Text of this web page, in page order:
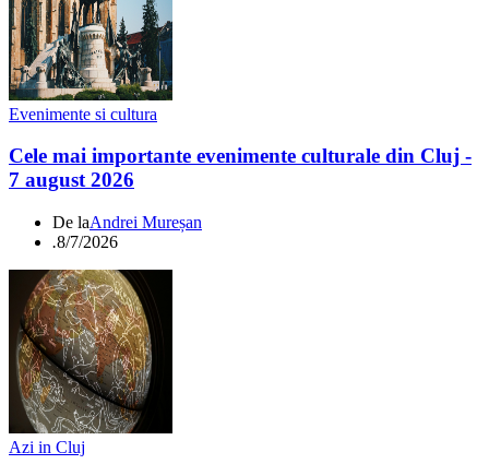
Evenimente si cultura
Cele mai importante evenimente culturale din Cluj -
7 august 2026
De laAndrei Mureșan
.8/7/2026
Azi in Cluj